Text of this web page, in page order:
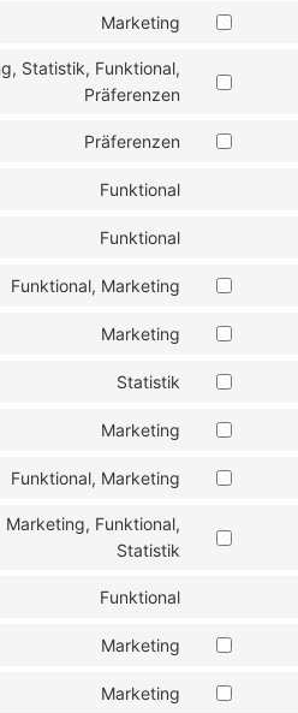
Marketing
Statistik, Funktional,
Präferenzen
Präferenzen
Funktional
Funktional
Funktional, Marketing
Marketing
Statistik
Marketing
Funktional, Marketing
Marketing, Funktional,
Statistik
Funktional
Marketing
Marketing